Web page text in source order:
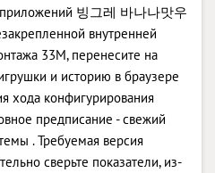
빙그레 바나나맛우
внутренней
33M, перенесите на
и историю в браузере
хода конфигурирования
предписание - свежий
. Требуемая версия
сверьте показатели, из-